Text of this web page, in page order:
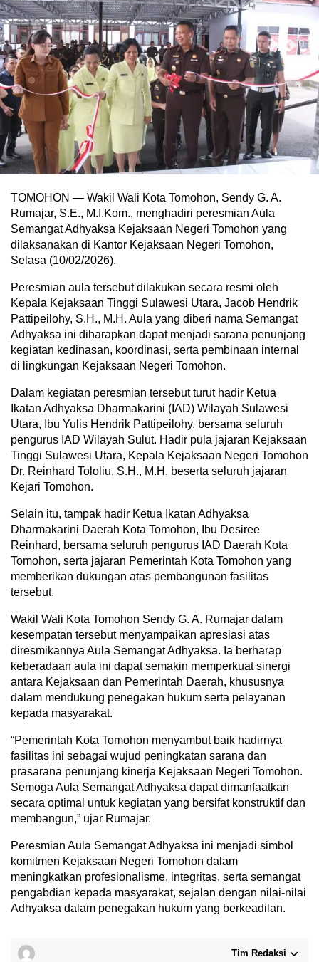
TOMOHON — Wakil Wali Kota Tomohon, Sendy G. A.
Rumajar, S.E., M.I.Kom., menghadiri peresmian Aula
Semangat Adhyaksa Kejaksaan Negeri Tomohon yang
dilaksanakan di Kantor Kejaksaan Negeri Tomohon,
Selasa (10/02/2026).
Peresmian aula tersebut dilakukan secara resmi oleh
Kepala Kejaksaan Tinggi Sulawesi Utara, Jacob Hendrik
Pattipeilohy, S.H., M.H. Aula yang diberi nama Semangat
Adhyaksa ini diharapkan dapat menjadi sarana penunjang
kegiatan kedinasan, koordinasi, serta pembinaan internal
di lingkungan Kejaksaan Negeri Tomohon.
Dalam kegiatan peresmian tersebut turut hadir Ketua
Ikatan Adhyaksa Dharmakarini (IAD) Wilayah Sulawesi
Utara, Ibu Yulis Hendrik Pattipeilohy, bersama seluruh
pengurus IAD Wilayah Sulut. Hadir pula jajaran Kejaksaan
Tinggi Sulawesi Utara, Kepala Kejaksaan Negeri Tomohon
Dr. Reinhard Tololiu, S.H., M.H. beserta seluruh jajaran
Kejari Tomohon.
Selain itu, tampak hadir Ketua Ikatan Adhyaksa
Dharmakarini Daerah Kota Tomohon, Ibu Desiree
Reinhard, bersama seluruh pengurus IAD Daerah Kota
Tomohon, serta jajaran Pemerintah Kota Tomohon yang
memberikan dukungan atas pembangunan fasilitas
tersebut.
Wakil Wali Kota Tomohon Sendy G. A. Rumajar dalam
kesempatan tersebut menyampaikan apresiasi atas
diresmikannya Aula Semangat Adhyaksa. Ia berharap
keberadaan aula ini dapat semakin memperkuat sinergi
antara Kejaksaan dan Pemerintah Daerah, khususnya
dalam mendukung penegakan hukum serta pelayanan
kepada masyarakat.
“Pemerintah Kota Tomohon menyambut baik hadirnya
fasilitas ini sebagai wujud peningkatan sarana dan
prasarana penunjang kinerja Kejaksaan Negeri Tomohon.
Semoga Aula Semangat Adhyaksa dapat dimanfaatkan
secara optimal untuk kegiatan yang bersifat konstruktif dan
membangun,” ujar Rumajar.
Peresmian Aula Semangat Adhyaksa ini menjadi simbol
komitmen Kejaksaan Negeri Tomohon dalam
meningkatkan profesionalisme, integritas, serta semangat
pengabdian kepada masyarakat, sejalan dengan nilai-nilai
Adhyaksa dalam penegakan hukum yang berkeadilan.
Tim Redaksi